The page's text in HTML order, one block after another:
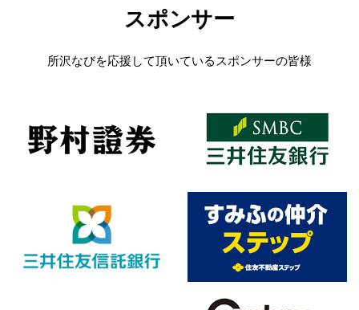
スポンサー
所沢なびを応援して頂いているスポンサーの皆様